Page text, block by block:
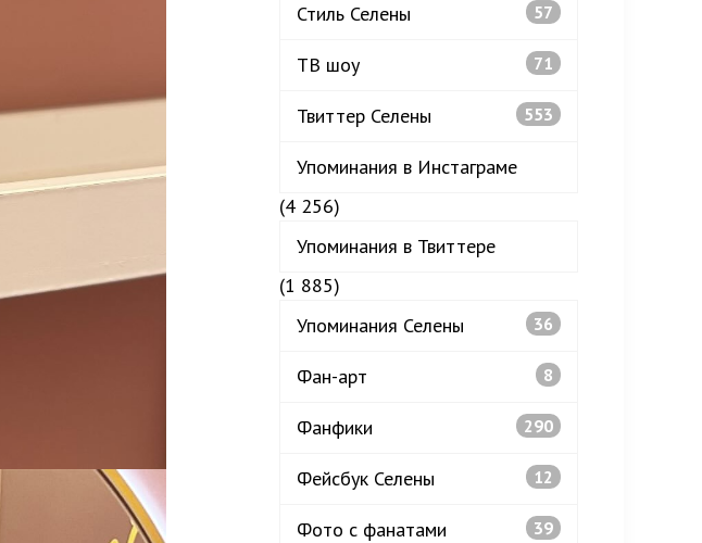
Стиль Селены 57
ТВ шоу 71
Твиттер Селены 553
Упоминания в Инстаграме
(4 256)
Упоминания в Твиттере
(1 885)
Упоминания Селены
36
Фан-арт 8
Фанфики 290
Фейсбук Селены 12
Фото с фанатами 39